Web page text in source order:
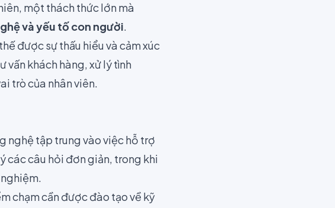
một thách thức lớn mà
và yếu tố con người.
được sự thấu hiểu và cảm xúc
vấn khách hàng, xử lý tình
trò của nhân viên.
nghệ tập trung vào việc hỗ trợ
các câu hỏi đơn giản, trong khi
chạm cần được đào tạo về kỹ